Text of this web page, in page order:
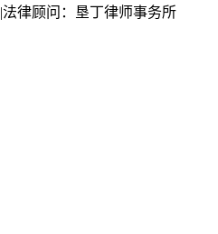
|法律顾问：垦丁律师事务所